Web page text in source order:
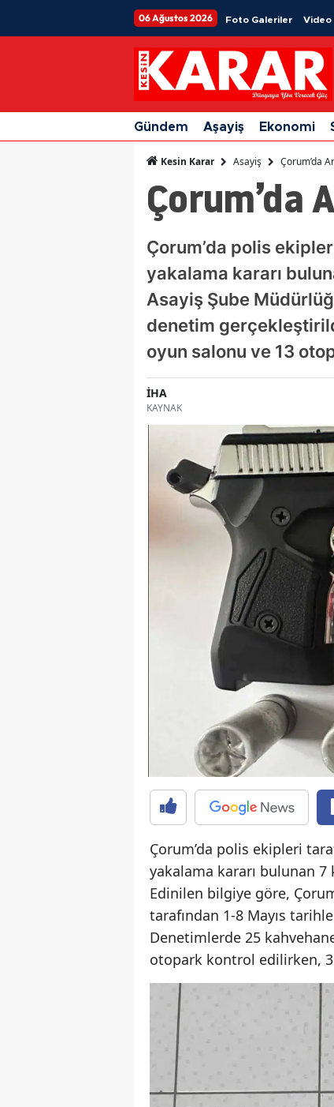
06 Ağustos 2026 Foto Galeriler Video
Gündem Aşayiş Ekonomi
Kesin Karar Asayiş Çorum’da
Çorum’da
Çorum’da polis
yakalama kararı
Asayiş Şube
denetim
oyun salonu ve 13
İHA
KAYNAK
Çorum’da polis ekipleri
yakalama kararı bulunan 7
Edinilen bilgiye göre,
tarafından 1-8 Mayıs
Denetimlerde 25
otopark kontrol edilirken, 3